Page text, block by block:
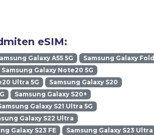
eSIM:
Galaxy A55 5G
Samsung Galaxy Fold
Samsung Galaxy Note20 5G
Ultra 5G
Samsung Galaxy S20
Samsung Galaxy S20+
Galaxy S21 Ultra 5G
Galaxy S22 Ultra
Galaxy S23 FE
Samsung Galaxy S23 Ultra